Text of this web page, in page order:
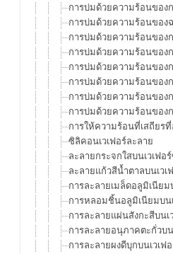
การบ่มด้วยความร้อนของ
การบ่มด้วยความร้อนของ
การบ่มด้วยความร้อนของ
การบ่มด้วยความร้อนของ
การบ่มด้วยความร้อนของ
การบ่มด้วยความร้อนของ
การบ่มด้วยความร้อนของ
การบ่มด้วยความร้อนของ
การให้ความร้อนที่เสถียร
ซิลิคอนเวเฟอร์ละลาย
ละลายกระจกใสบนเวเฟอ
ละลายแก้วสีน้ำตาลบนเว
การละลายเมล็ดอลูมิเนีย
การหลอมชิ้นอลูมิเนียมบน
การละลายแผ่นสังกะสีบน
การละลายอนุภาคตะกั่วบ
การละลายผงดีบุกบนเวเฟ